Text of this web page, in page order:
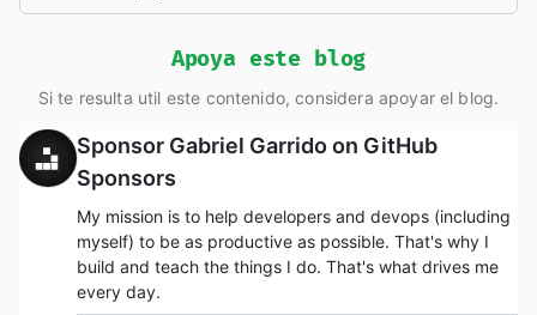
Apoya este blog
Si te resulta util este contenido, considera apoyar el blog.